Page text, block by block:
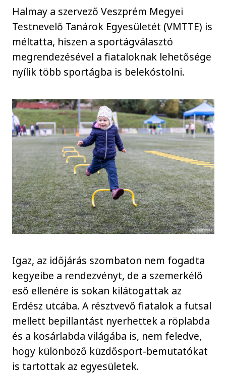
Halmay a szervező Veszprém Megyei
Testnevelő Tanárok Egyesületét (VMTTE) is
méltatta, hiszen a sportágválasztó
megrendezésével a fiataloknak lehetősége
nyílik több sportágba is belekóstolni.
Igaz, az időjárás szombaton nem fogadta
kegyeibe a rendezvényt, de a szemerkélő
eső ellenére is sokan kilátogattak az
Erdész utcába. A résztvevő fiatalok a futsal
mellett bepillantást nyerhettek a röplabda
és a kosárlabda világába is, nem feledve,
hogy különböző küzdősport-bemutatókat
is tartottak az egyesületek.